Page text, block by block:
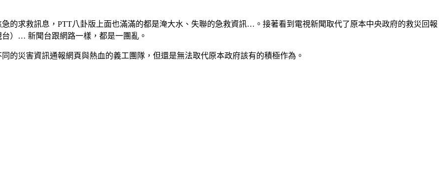
的求救訊息，PTT八卦版上面也滿滿的都是淹大水、失聯的急救資訊…。接著看到電視新聞取代了原本中央政府的救災回報
）… 新聞台跟網路一樣，都是一團亂。
的災害資訊通報網頁與熱血的義工團隊，但還是無法取代原本政府該有的積極作為。